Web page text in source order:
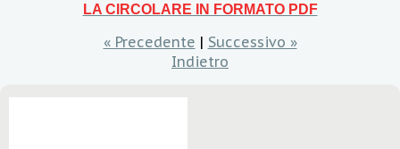
LA CIRCOLARE IN FORMATO PDF
« Precedente | Successivo »
Indietro